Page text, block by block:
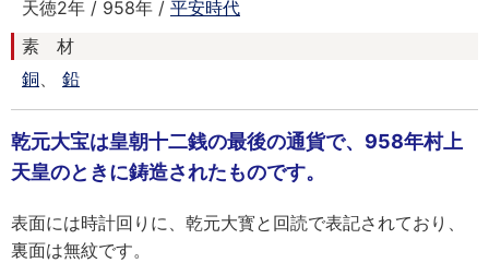
天徳2年 / 958年 / 平安時代
素 材
銅、 鉛
乾元大宝は皇朝十二銭の最後の通貨で、958年村上
天皇のときに鋳造されたものです。
表面には時計回りに、乾元大寳と回読で表記されており、
裏面は無紋です。